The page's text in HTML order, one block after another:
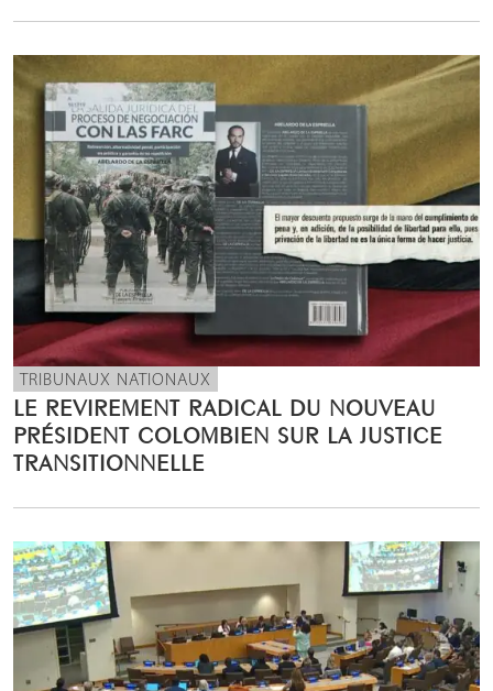
TRIBUNAUX NATIONAUX
LE REVIREMENT RADICAL DU NOUVEAU
PRÉSIDENT COLOMBIEN SUR LA JUSTICE
TRANSITIONNELLE